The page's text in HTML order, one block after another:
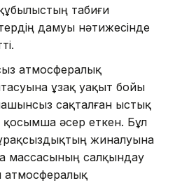
табиғи
дамуы нәтижесінде
атмосфералық
ұзақ уақыт бойы
сақталған ыстық
қосымша әсер еткен. Бұл
жиналуына
массасының салқындау
атмосфералық